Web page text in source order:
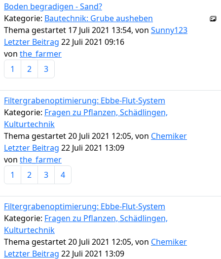
Boden begradigen - Sand?
Kategorie: Bautechnik: Grube ausheben
Thema gestartet 17 Juli 2021 13:54, von Sunny123
Letzter Beitrag 22 Juli 2021 09:16
von the_farmer
1
2 3
Filtergrabenoptimierung: Ebbe-Flut-System
Kategorie: Fragen zu Pflanzen, Schädlingen,
Kulturtechnik
Thema gestartet 20 Juli 2021 12:05, von Chemiker
Letzter Beitrag 22 Juli 2021 13:09
von the_farmer
1
2 3 4
Filtergrabenoptimierung: Ebbe-Flut-System
Kategorie: Fragen zu Pflanzen, Schädlingen,
Kulturtechnik
Thema gestartet 20 Juli 2021 12:05, von Chemiker
Letzter Beitrag 22 Juli 2021 13:09